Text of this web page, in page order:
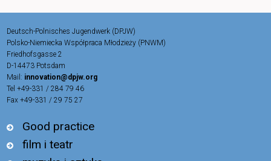
Deutsch-Polnisches Jugendwerk (DPJW)
Polsko-Niemiecka Współpraca Młodzieży (PNWM)
Friedhofsgasse 2
D-14473 Potsdam
Mail: innovation@dpjw.org
Tel +49-331 / 284 79 46
Fax +49-331 / 29 75 27
Good practice
film i teatr